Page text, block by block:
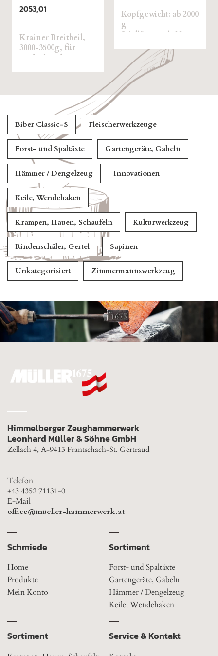
S beidseitig
Hickorystiel
Biber Classic-S Fleischerwerkzeuge
Forst- und Spaltäxte Gartengeräte, Gabeln
Hämmer / Dengelzeug Innovationen
Keile, Wendehaken
Krampen, Hauen, Schaufeln Kulturwerkzeug
Rindenschäler, Gertel Sapinen
Unkategorisiert Zimmermannswerkzeug
Himmelberger Zeughammerwerk
Leonhard Müller & Söhne GmbH
Zellach 4, A-9413 Frantschach-St. Gertraud
Telefon
+43 4352 71131-0
E-Mail
office@mueller-hammerwerk.at
Schmiede
Home
Produkte
Mein Konto
Sortiment
Forst- und Spaltäxte
Gartengeräte, Gabeln
Hämmer / Dengelzeug
Keile, Wendehaken
Sortiment Service & Kontakt